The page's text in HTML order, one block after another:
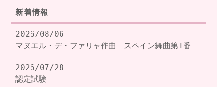
新着情報
2026/08/06
マヌエル・デ・ファリャ作曲 スペイン舞曲第1番
2026/07/28
認定試験